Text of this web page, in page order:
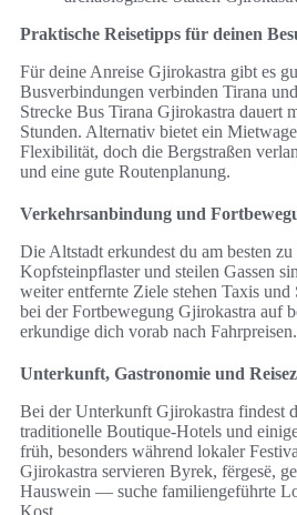
Praktische Reisetipps für deinen
Für deine Anreise Gjirokastra gibt es
Busverbindungen verbinden Tirana
Strecke Bus Tirana Gjirokastra dauert
Stunden. Alternativ bietet ein
Flexibilität, doch die Bergstraßen
und eine gute Routenplanung.
Verkehrsanbindung und
Die Altstadt erkundest du am besten
Kopfsteinpflaster und steilen Gassen
weiter entfernte Ziele stehen Taxis
bei der Fortbewegung Gjirokastra auf
erkundige dich vorab nach Fahrpreisen.
Unterkunft, Gastronomie und
Bei der Unterkunft Gjirokastra findest
traditionelle Boutique-Hotels und
früh, besonders während lokaler
Gjirokastra servieren Byrek, fërgesë,
Hauswein — suche familiengeführte
Kost.